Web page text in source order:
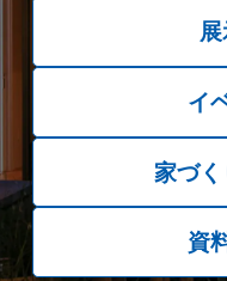
イ
家づ
資